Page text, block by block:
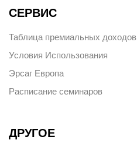
СЕРВИС
Таблица премиальных доходов
Условия Использования
Эрсаг Европа
Расписание семинаров
ДРУГОЕ